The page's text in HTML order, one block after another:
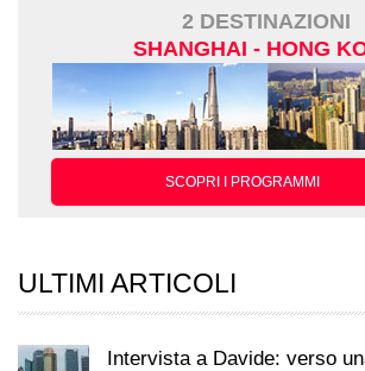
2 DESTINAZIONI
SHANGHAI - HONG
SCOPRI I PROGRAMMI
ULTIMI ARTICOLI
Intervista a Davide: verso